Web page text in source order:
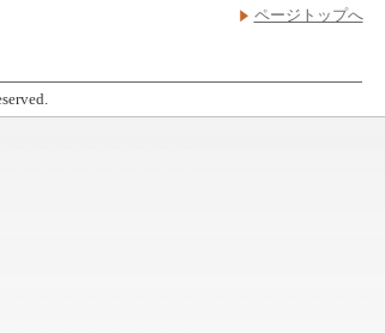
ページトップへ